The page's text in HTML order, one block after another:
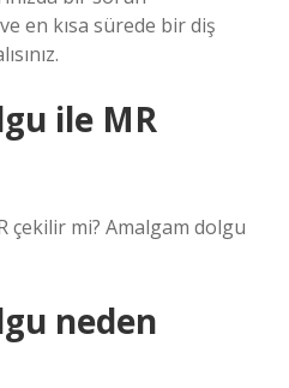
en kısa sürede bir diş
ile MR
çekilir mi? Amalgam dolgu
neden